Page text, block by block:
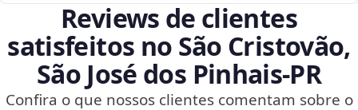
Reviews de clientes
satisfeitos no São Cristovão,
São José dos Pinhais‑PR
Confira o que nossos clientes comentam sobre o